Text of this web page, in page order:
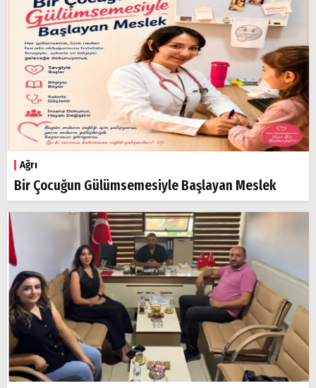
Ağrı
Bir Çocuğun Gülümsemesiyle Başlayan Meslek
Arama
Popüler
Aramalar:
Doğubayazıt